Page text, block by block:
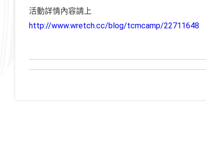
活動詳情內容請上
http://www.wretch.cc/blog/tcmcamp/22711648